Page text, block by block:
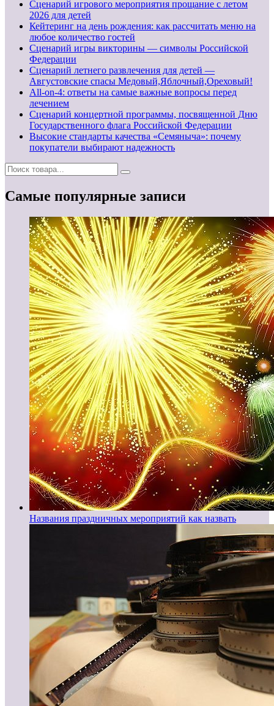
Сценарий игрового мероприятия прощание с летом
2026 для детей
Кейтеринг на день рождения: как рассчитать меню на
любое количество гостей
Сценарий игры викторины — символы Российской
Федерации
Сценарий летнего развлечения для детей —
Августовские спасы Медовый,Яблочный,Ореховый!
All-on-4: ответы на самые важные вопросы перед
лечением
Сценарий концертной программы, посвященной Дню
Государственного флага Российской Федерации
Высокие стандарты качества «Семяныча»: почему
покупатели выбирают надежность
Самые популярные записи
Названия праздничных мероприятий как назвать